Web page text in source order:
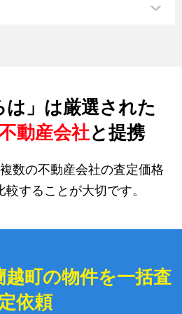
は」は厳選された
動産会社と提携
数の不動産会社の査定価格
することが大切です。
越町の物件を一括査
定依頼